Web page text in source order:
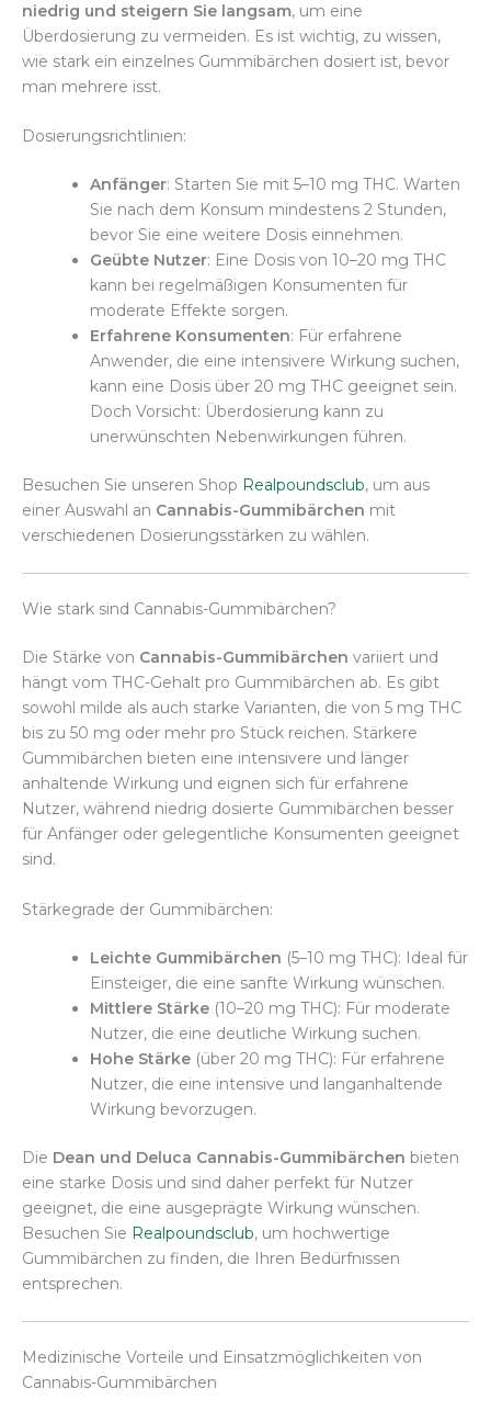
niedrig und steigern Sie langsam, um eine
Überdosierung zu vermeiden. Es ist wichtig, zu wissen,
wie stark ein einzelnes Gummibärchen dosiert ist, bevor
man mehrere isst.
Dosierungsrichtlinien:
Anfänger: Starten Sie mit 5–10 mg THC. Warten
Sie nach dem Konsum mindestens 2 Stunden,
bevor Sie eine weitere Dosis einnehmen.
Geübte Nutzer: Eine Dosis von 10–20 mg THC
kann bei regelmäßigen Konsumenten für
moderate Effekte sorgen.
Erfahrene Konsumenten: Für erfahrene
Anwender, die eine intensivere Wirkung suchen,
kann eine Dosis über 20 mg THC geeignet sein.
Doch Vorsicht: Überdosierung kann zu
unerwünschten Nebenwirkungen führen.
Besuchen Sie unseren Shop Realpoundsclub, um aus
einer Auswahl an Cannabis-Gummibärchen mit
verschiedenen Dosierungsstärken zu wählen.
Wie stark sind Cannabis-Gummibärchen?
Die Stärke von Cannabis-Gummibärchen variiert und
hängt vom THC-Gehalt pro Gummibärchen ab. Es gibt
sowohl milde als auch starke Varianten, die von 5 mg THC
bis zu 50 mg oder mehr pro Stück reichen. Stärkere
Gummibärchen bieten eine intensivere und länger
anhaltende Wirkung und eignen sich für erfahrene
Nutzer, während niedrig dosierte Gummibärchen besser
für Anfänger oder gelegentliche Konsumenten geeignet
sind.
Stärkegrade der Gummibärchen:
Leichte Gummibärchen (5–10 mg THC): Ideal für
Einsteiger, die eine sanfte Wirkung wünschen.
Mittlere Stärke (10–20 mg THC): Für moderate
Nutzer, die eine deutliche Wirkung suchen.
Hohe Stärke (über 20 mg THC): Für erfahrene
Nutzer, die eine intensive und langanhaltende
Wirkung bevorzugen.
Die Dean und Deluca Cannabis-Gummibärchen bieten
eine starke Dosis und sind daher perfekt für Nutzer
geeignet, die eine ausgeprägte Wirkung wünschen.
Besuchen Sie Realpoundsclub, um hochwertige
Gummibärchen zu finden, die Ihren Bedürfnissen
entsprechen.
Medizinische Vorteile und Einsatzmöglichkeiten von
Cannabis-Gummibärchen